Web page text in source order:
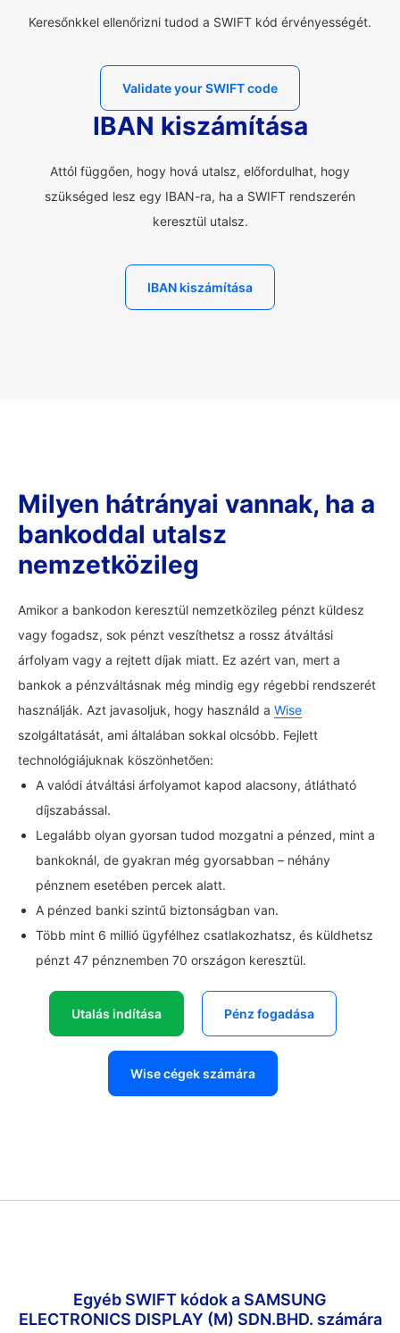
Keresőnkkel ellenőrizni tudod a SWIFT kód érvényességét.
Validate your SWIFT code
IBAN kiszámítása
Attól függően, hogy hová utalsz, előfordulhat, hogy
szükséged lesz egy IBAN-ra, ha a SWIFT rendszerén
keresztül utalsz.
IBAN kiszámítása
Milyen hátrányai vannak, ha a
bankoddal utalsz
nemzetközileg
Amikor a bankodon keresztül nemzetközileg pénzt küldesz
vagy fogadsz, sok pénzt veszíthetsz a rossz átváltási
árfolyam vagy a rejtett díjak miatt. Ez azért van, mert a
bankok a pénzváltásnak még mindig egy régebbi rendszerét
használják. Azt javasoljuk, hogy használd a Wise
szolgáltatását, ami általában sokkal olcsóbb. Fejlett
technológiájuknak köszönhetően:
A valódi átváltási árfolyamot kapod alacsony, átlátható
díjszabással.
Legalább olyan gyorsan tudod mozgatni a pénzed, mint a
bankoknál, de gyakran még gyorsabban – néhány
pénznem esetében percek alatt.
A pénzed banki szintű biztonságban van.
Több mint 6 millió ügyfélhez csatlakozhatsz, és küldhetsz
pénzt 47 pénznemben 70 országon keresztül.
Utalás indítása Pénz fogadása
Wise cégek számára
Egyéb SWIFT kódok a SAMSUNG
ELECTRONICS DISPLAY (M) SDN.BHD. számára